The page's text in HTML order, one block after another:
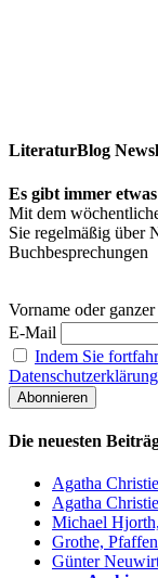
LiteraturBlog
Es gibt immer
Mit dem
Sie regelmäßig über
Buchbesprechungen
Vorname oder
E-Mail
Indem Sie
Die neuesten
Agatha
Agatha
Michael
Grothe,
Günter